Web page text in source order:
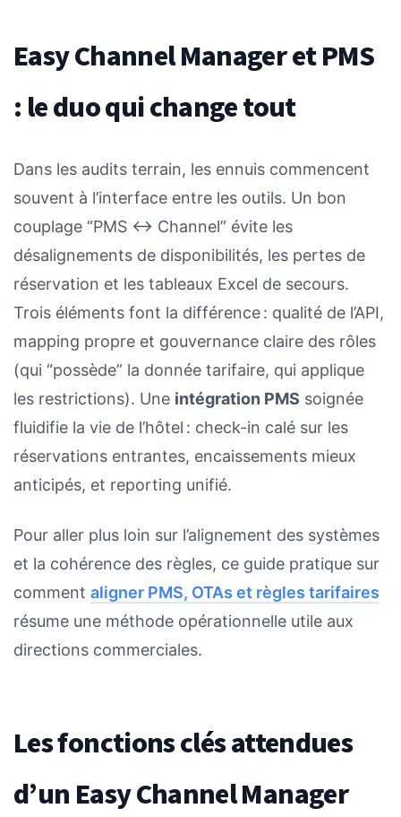
Easy Channel Manager et PMS
: le duo qui change tout
Dans les audits terrain, les ennuis commencent
souvent à l’interface entre les outils. Un bon
couplage “PMS ↔ Channel” évite les
désalignements de disponibilités, les pertes de
réservation et les tableaux Excel de secours.
Trois éléments font la différence : qualité de l’API,
mapping propre et gouvernance claire des rôles
(qui “possède” la donnée tarifaire, qui applique
les restrictions). Une intégration PMS soignée
fluidifie la vie de l’hôtel : check-in calé sur les
réservations entrantes, encaissements mieux
anticipés, et reporting unifié.
Pour aller plus loin sur l’alignement des systèmes
et la cohérence des règles, ce guide pratique sur
comment aligner PMS, OTAs et règles tarifaires
résume une méthode opérationnelle utile aux
directions commerciales.
Les fonctions clés attendues
d’un Easy Channel Manager